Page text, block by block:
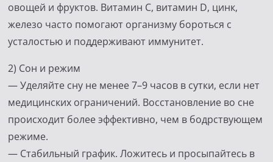
овощей и фруктов. Витамин C, витамин D, цинк,
железо часто помогают организму бороться с
усталостью и поддерживают иммунитет.
2) Сон и режим
— Уделяйте сну не менее 7–9 часов в сутки, если нет
медицинских ограничений. Восстановление во сне
происходит более эффективно, чем в бодрствующем
режиме.
— Стабильный график. Ложитесь и просыпайтесь в